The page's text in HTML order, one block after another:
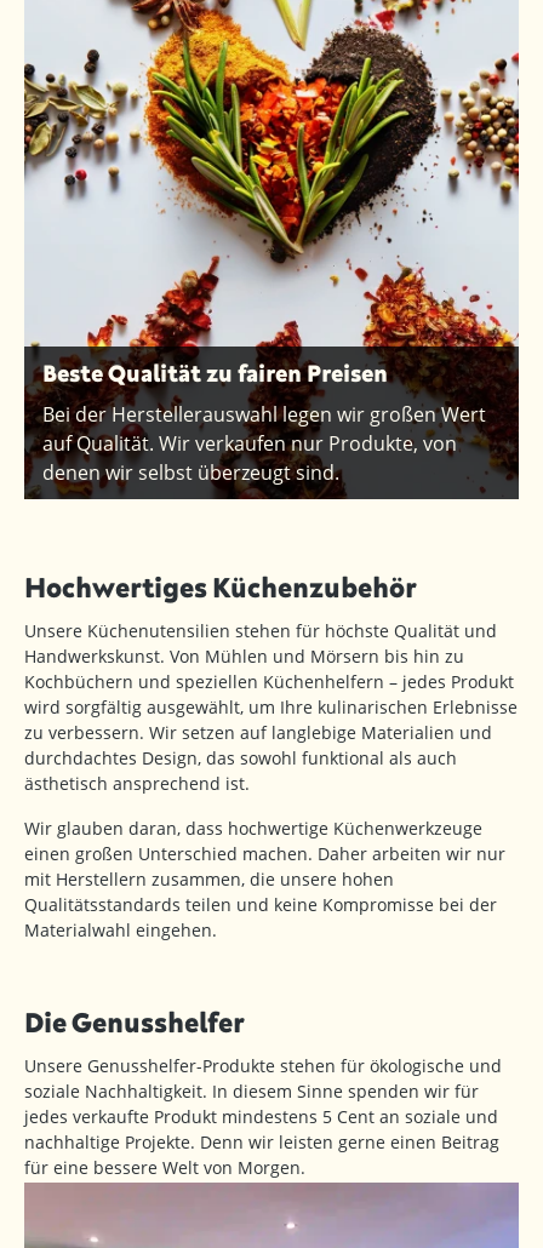
Beste Qualität zu fairen Preisen
Bei der Herstellerauswahl legen wir großen Wert
auf Qualität. Wir verkaufen nur Produkte, von
denen wir selbst überzeugt sind.
Hochwertiges Küchenzubehör
Unsere Küchenutensilien stehen für höchste Qualität und
Handwerkskunst. Von Mühlen und Mörsern bis hin zu
Kochbüchern und speziellen Küchenhelfern – jedes Produkt
wird sorgfältig ausgewählt, um Ihre kulinarischen Erlebnisse
zu verbessern. Wir setzen auf langlebige Materialien und
durchdachtes Design, das sowohl funktional als auch
ästhetisch ansprechend ist.
Wir glauben daran, dass hochwertige Küchenwerkzeuge
einen großen Unterschied machen. Daher arbeiten wir nur
mit Herstellern zusammen, die unsere hohen
Qualitätsstandards teilen und keine Kompromisse bei der
Materialwahl eingehen.
Die Genusshelfer
Unsere Genusshelfer-Produkte stehen für ökologische und
soziale Nachhaltigkeit. In diesem Sinne spenden wir für
jedes verkaufte Produkt mindestens 5 Cent an soziale und
nachhaltige Projekte. Denn wir leisten gerne einen Beitrag
für eine bessere Welt von Morgen.